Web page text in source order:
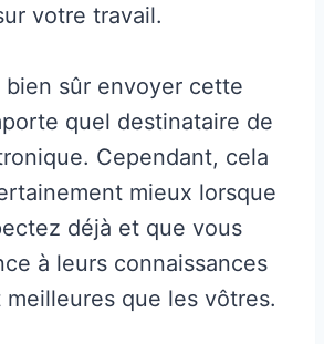
votre travail.
bien sûr envoyer cette
quel destinataire de
Cependant, cela
mieux lorsque
déjà et que vous
à leurs connaissances
que les vôtres.